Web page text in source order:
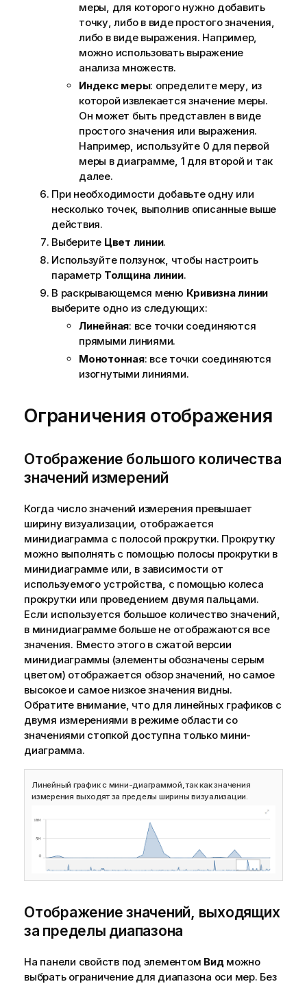
меры, для которого нужно добавить
точку, либо в виде простого значения,
либо в виде выражения. Например,
можно использовать выражение
анализа множеств.
Индекс меры: определите меру, из
которой извлекается значение меры.
Он может быть представлен в виде
простого значения или выражения.
Например, используйте 0 для первой
меры в диаграмме, 1 для второй и так
далее.
При необходимости добавьте одну или
несколько точек, выполнив описанные выше
действия.
Выберите Цвет линии.
Используйте ползунок, чтобы настроить
параметр Толщина линии.
В раскрывающемся меню Кривизна линии
выберите одно из следующих:
Линейная: все точки соединяются
прямыми линиями.
Монотонная: все точки соединяются
изогнутыми линиями.
Ограничения отображения
Отображение большого количества
значений измерений
Когда число значений измерения превышает
ширину визуализации, отображается
минидиаграмма с полосой прокрутки. Прокрутку
можно выполнять с помощью полосы прокрутки в
минидиаграмме или, в зависимости от
используемого устройства, с помощью колеса
прокрутки или проведением двумя пальцами.
Если используется большое количество значений,
в минидиаграмме больше не отображаются все
значения. Вместо этого в сжатой версии
минидиаграммы (элементы обозначены серым
цветом) отображается обзор значений, но самое
высокое и самое низкое значения видны.
Обратите внимание, что для линейных графиков с
двумя измерениями в режиме области со
значениями стопкой доступна только мини-
диаграмма.
Линейный график с мини-диаграммой, так как значения
измерения выходят за пределы ширины визуализации.
Отображение значений, выходящих
за пределы диапазона
На панели свойств под элементом Видможно
выбрать ограничение для диапазона оси мер. Без